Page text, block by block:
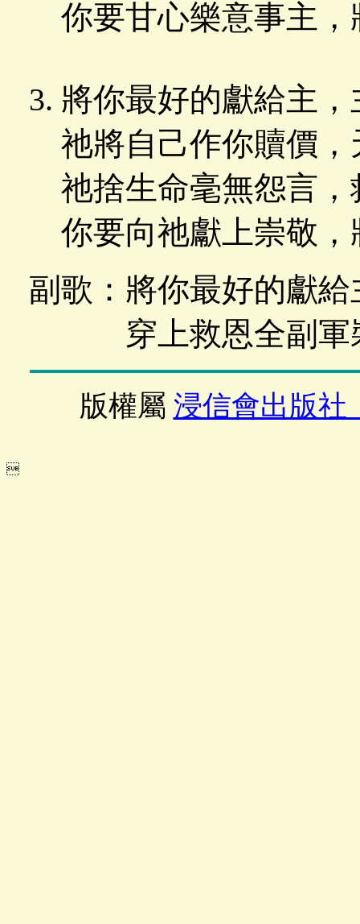
你要甘心樂意事主
將你最好的獻給主
祂將自己作你贖價
祂捨生命毫無怨言
你要向祂獻上崇敬
副歌：將你最好的獻
穿上救恩全副軍裝
版權屬 浸信會出版社
